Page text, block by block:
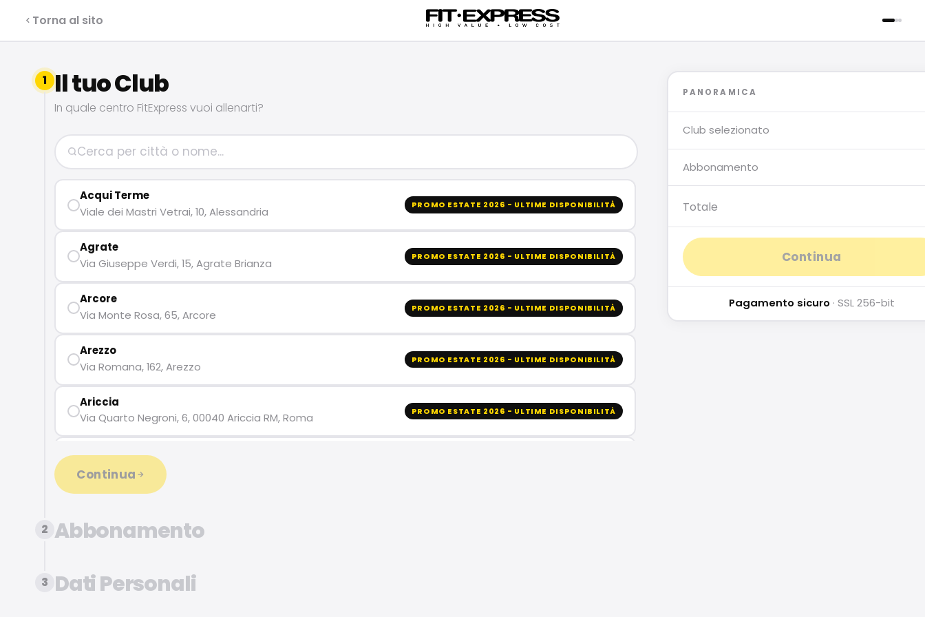
FRANCHISING
SERVIZI
I NOSTRI CLUB
CONTATTI
Milano Missaglia
Lido di Camaiore
Torna al sito
1 Il tuo Club
In quale centro FitExpress vuoi allenarti?
Acqui Terme
Viale dei Mastri Vetrai, 10, Alessandria
PROMO ESTATE 2026 - ULTIME DISPONIBILITÀ
Agrate
Via Giuseppe Verdi, 15, Agrate Brianza
PROMO ESTATE 2026 - ULTIME DISPONIBILITÀ
Arcore
Via Monte Rosa, 65, Arcore
PROMO ESTATE 2026 - ULTIME DISPONIBILITÀ
Arezzo
Via Romana, 162, Arezzo
PROMO ESTATE 2026 - ULTIME DISPONIBILITÀ
Ariccia
Via Quarto Negroni, 6, 00040 Ariccia RM, Roma
PROMO ESTATE 2026 - ULTIME DISPONIBILITÀ
Avigliana
Corso Torino, 6, Avigliana
Via Italia, 197, Busnago
Via Niccolò Copernico, 2, Malacoda Zona Industriale FI, Firenze
Continua
2 Abbonamento
3 Dati Personali
PANORAMICA
Club selezionato
Abbonamento
Totale
Continua
Pagamento sicuro · SSL 256-bit